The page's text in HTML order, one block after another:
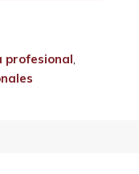
profesional